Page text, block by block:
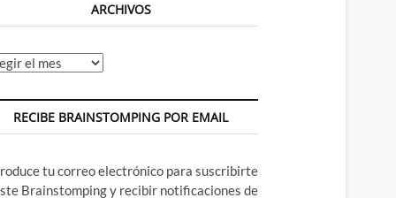
ARCHIVOS
RECIBE BRAINSTOMPING POR EMAIL
tu correo electrónico para suscribirte
Brainstomping y recibir notificaciones de